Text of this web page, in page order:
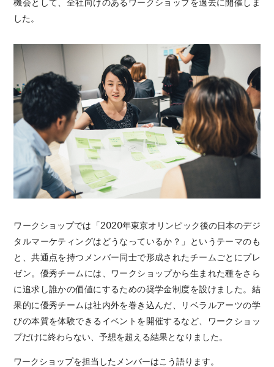
した。
ワークショップでは「2020年東京オリンピック後の日本のデジ
タルマーケティングはどうなっているか？」というテーマのも
と、共通点を持つメンバー同士で形成されたチームごとにプレ
ゼン。優秀チームには、ワークショップから生まれた種をさら
に追求し誰かの価値にするための奨学金制度を設けました。結
果的に優秀チームは社内外を巻き込んだ、リベラルアーツの学
びの本質を体験できるイベントを開催するなど、ワークショッ
プだけに終わらない、予想を超える結果となりました。
ワークショップを担当したメンバーはこう語ります。